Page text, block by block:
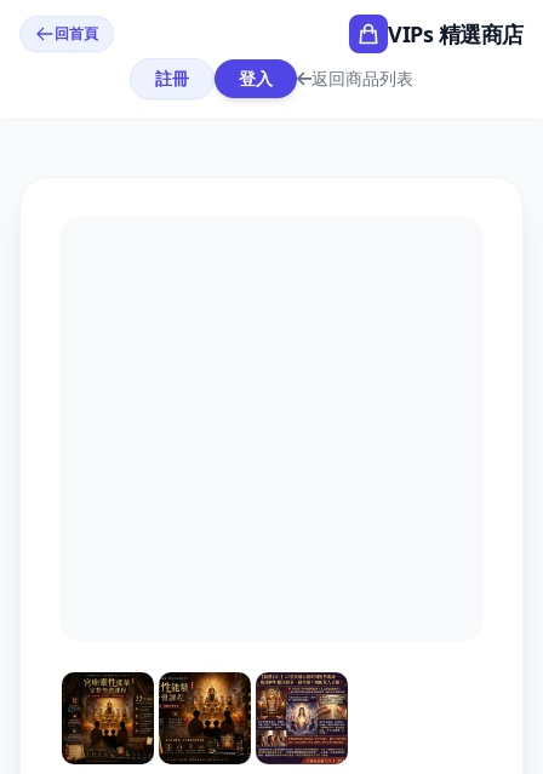
回首頁 VIPs 精選商店
註冊 登入 返回商品列表